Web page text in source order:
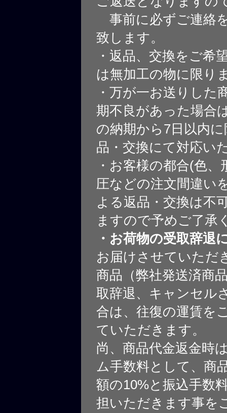
事前に必ずご連絡
致します。
・返品、交換をご希
は無加工の物に限り
・万が一お送りした
期不良があった場合
の納期から7日以内
品・交換にて対応い
・お客様の都合(色、
圧などの注文間違い
よる返品・交換は不
ますので予めご了承
・お荷物の受取辞退
お届けさせていただ
商品（弊社発送済商
取辞退、キャンセル
合は、往復の運賃を
ていただきます。
尚、商品代金返金時
ム手数料として、商
額の10%と振込手数
担いただきます事を